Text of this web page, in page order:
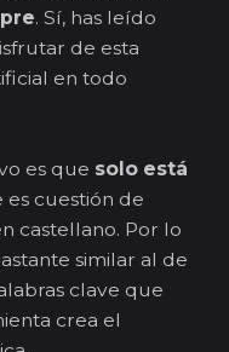
. Sí, has leído
de esta
en todo
es que solo está
es cuestión de
castellano. Por lo
similar al de
clave que
crea el